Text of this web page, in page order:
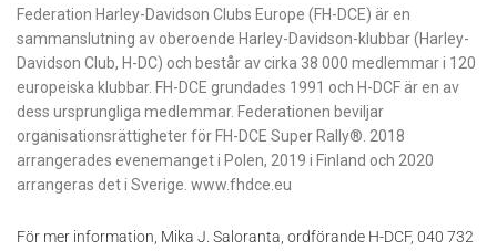
Federation Harley-Davidson Clubs Europe (FH-DCE) är en
sammanslutning av oberoende Harley-Davidson-klubbar (Harley-
Davidson Club, H-DC) och består av cirka 38 000 medlemmar i 120
europeiska klubbar. FH-DCE grundades 1991 och H-DCF är en av
dess ursprungliga medlemmar. Federationen beviljar
organisationsrättigheter för FH-DCE Super Rally®. 2018
arrangerades evenemanget i Polen, 2019 i Finland och 2020
arrangeras det i Sverige. www.fhdce.eu
För mer information, Mika J. Saloranta, ordförande H-DCF, 040 732